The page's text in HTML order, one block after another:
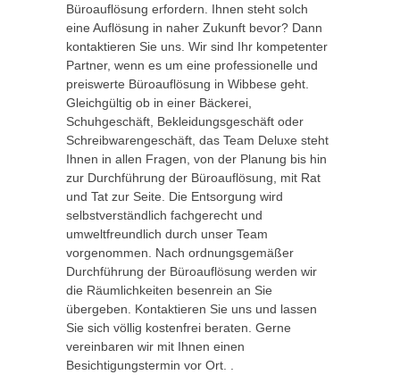
Büroauflösung erfordern. Ihnen steht solch
eine Auflösung in naher Zukunft bevor? Dann
kontaktieren Sie uns. Wir sind Ihr kompetenter
Partner, wenn es um eine professionelle und
preiswerte Büroauflösung in Wibbese geht.
Gleichgültig ob in einer Bäckerei,
Schuhgeschäft, Bekleidungsgeschäft oder
Schreibwarengeschäft, das Team Deluxe steht
Ihnen in allen Fragen, von der Planung bis hin
zur Durchführung der Büroauflösung, mit Rat
und Tat zur Seite. Die Entsorgung wird
selbstverständlich fachgerecht und
umweltfreundlich durch unser Team
vorgenommen. Nach ordnungsgemäßer
Durchführung der Büroauflösung werden wir
die Räumlichkeiten besenrein an Sie
übergeben. Kontaktieren Sie uns und lassen
Sie sich völlig kostenfrei beraten. Gerne
vereinbaren wir mit Ihnen einen
Besichtigungstermin vor Ort. .